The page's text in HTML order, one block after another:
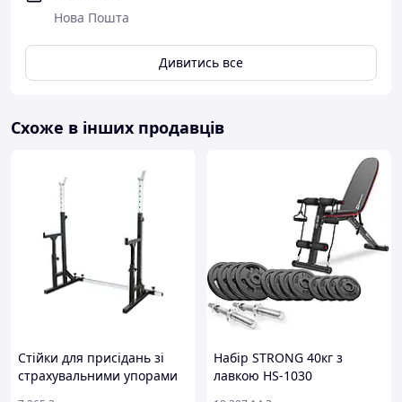
Оббивка виконана з високоякісного ПВХ і заповнена
тривалих та інтенсивних фізичних вправ.
Лава для вправ фірми WCG була виготовлена ​​згідно з
Нова Пошта
Дивитись все
Схоже в інших продавців
Стійки для присідань зі
страхувальними упорами
Набір STRONG 40кг з
лавкою HS-1030